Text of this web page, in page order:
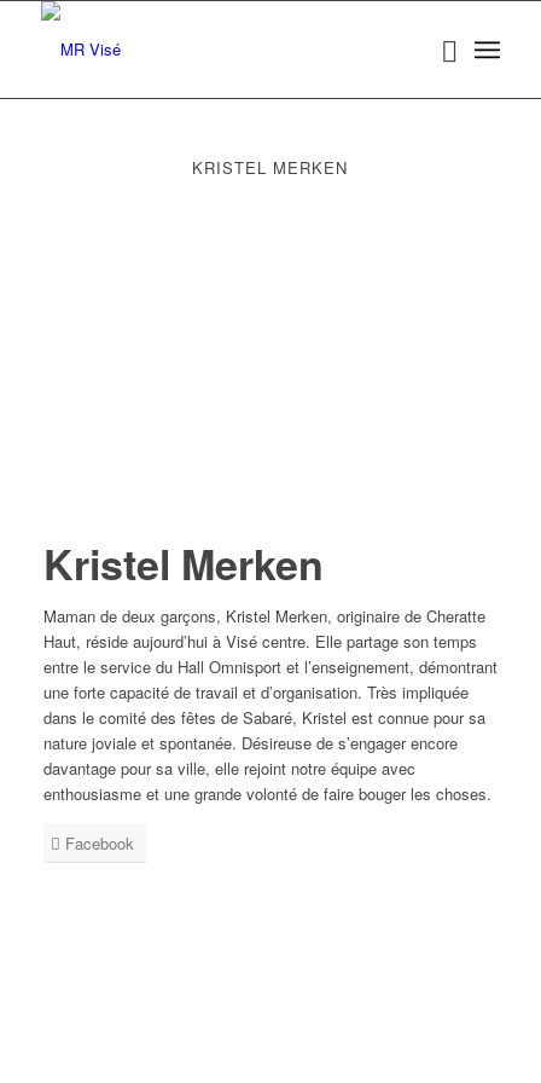
KRISTEL MERKEN
Kristel Merken
Maman de deux garçons, Kristel Merken, originaire de Cheratte
Haut, réside aujourd’hui à Visé centre. Elle partage son temps
entre le service du Hall Omnisport et l’enseignement, démontrant
une forte capacité de travail et d’organisation. Très impliquée
dans le comité des fêtes de Sabaré, Kristel est connue pour sa
nature joviale et spontanée. Désireuse de s’engager encore
davantage pour sa ville, elle rejoint notre équipe avec
enthousiasme et une grande volonté de faire bouger les choses.
Facebook